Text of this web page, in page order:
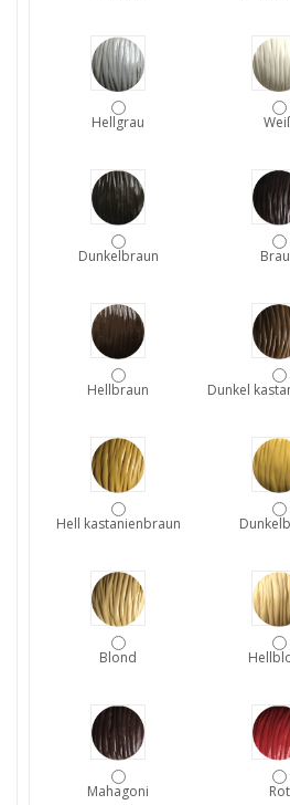
Hellgrau
Dunkelbraun
Hellbraun Dunkel
Hell kastanienbraun
Blond
Mahagoni Rot